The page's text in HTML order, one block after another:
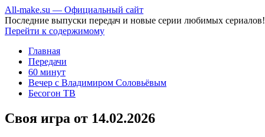
All-make.su — Официальный сайт
Последние выпуски передач и новые серии любимых сериалов!
Перейти к содержимому
Главная
Передачи
60 минут
Вечер с Владимиром Соловьёвым
Бесогон ТВ
Своя игра от 14.02.2026